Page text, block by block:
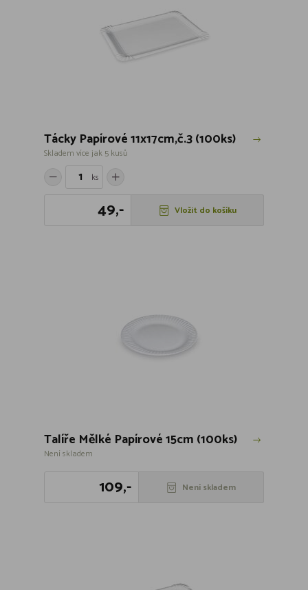
Tácky Papírové 11x17cm,č.3 (100ks)
Skladem více jak 5 kusů
ks
49,- Vložit do košíku
Talíře Mělké Papírové 15cm (100ks)
Není skladem
109,- Není skladem